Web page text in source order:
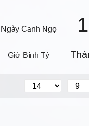
Ngày Canh Ngọ
Giờ Bính Tý